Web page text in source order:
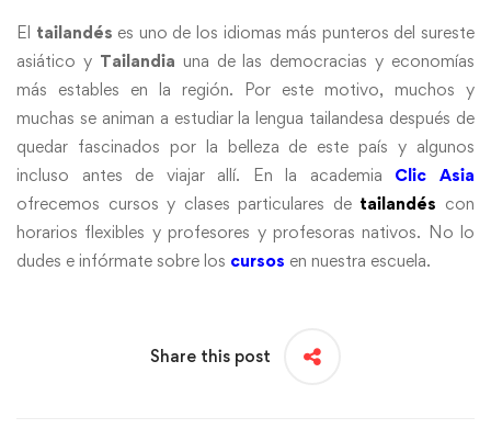
El tailandés es uno de los idiomas más punteros del sureste
asiático y Tailandia una de las democracias y economías
más estables en la región. Por este motivo, muchos y
muchas se animan a estudiar la lengua tailandesa después de
quedar fascinados por la belleza de este país y algunos
incluso antes de viajar allí. En la academia Clic Asia
ofrecemos cursos y clases particulares de tailandés con
horarios flexibles y profesores y profesoras nativos. No lo
dudes e infórmate sobre los cursos en nuestra escuela.
Share this post